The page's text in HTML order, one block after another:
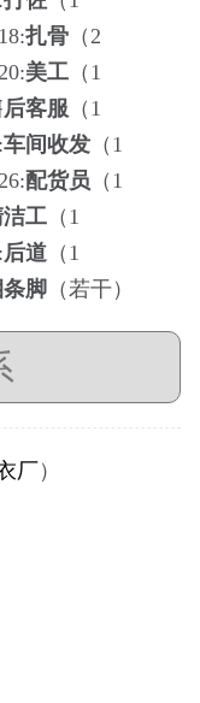
扎骨 （2
美工 （1
客服 （1
车间收发 （1
配货员 （1
工 （1
后道 （1
脚 （若干）
厂）